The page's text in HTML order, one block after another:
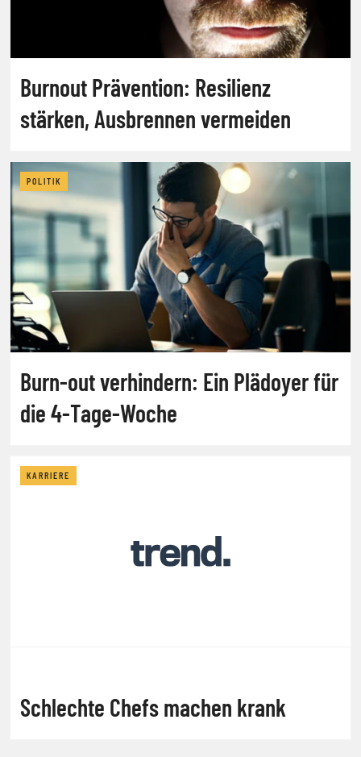
Burnout Prävention: Resilienz
stärken, Ausbrennen vermeiden
POLITIK
Burn-out verhindern: Ein Plädoyer für
die 4-Tage-Woche
KARRIERE
Schlechte Chefs machen krank